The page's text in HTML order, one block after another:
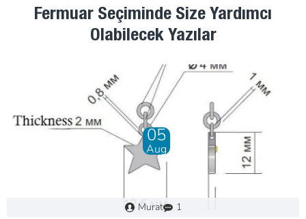
Fermuar Seçiminde Size Yardımcı
Olabilecek Yazılar
28
Dec
Murat 0